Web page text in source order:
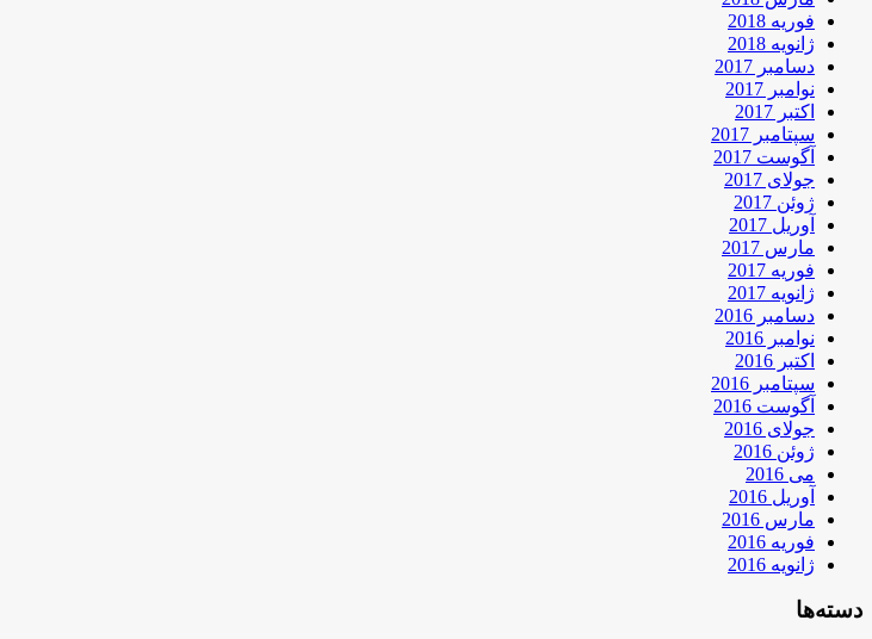
فوریه 2018
ژانویه 2018
دسامبر 2017
نوامبر 2017
اکتبر 2017
سپتامبر 2017
آگوست 2017
جولای 2017
ژوئن 2017
آوریل 2017
مارس 2017
فوریه 2017
ژانویه 2017
دسامبر 2016
نوامبر 2016
اکتبر 2016
سپتامبر 2016
آگوست 2016
جولای 2016
ژوئن 2016
می 2016
آوریل 2016
مارس 2016
فوریه 2016
ژانویه 2016
دسته‌ها